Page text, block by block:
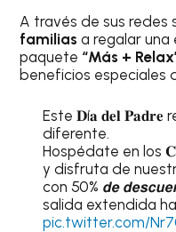
A través de sus redes
familiasa regalar una
paquete “Más +
beneficios especiales
Este 𝐃í𝐚 𝐝𝐞𝐥 𝐏𝐚𝐝𝐫𝐞
diferente.
Hospédate en los
y disfruta de
con 50% 𝙙𝙚
salida extendida
pic.twitter.com/